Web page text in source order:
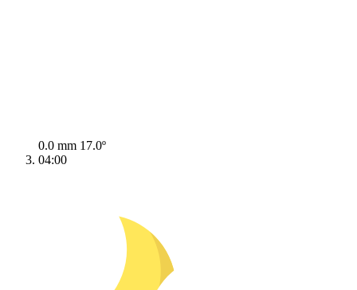
0.0 mm 17.0º
04:00